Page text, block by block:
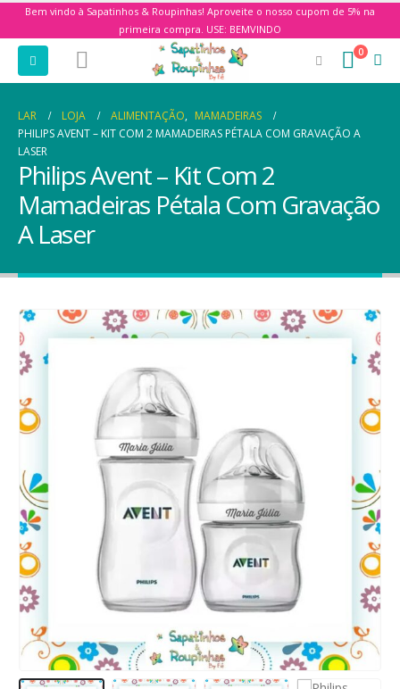
Bem vindo à Sapatinhos & Roupinhas! Aproveite o nosso cupom de 5% na
primeira compra. USE: BEMVINDO
0
LAR LOJA ALIMENTAÇÃO, MAMADEIRAS
PHILIPS AVENT – KIT COM 2 MAMADEIRAS PÉTALA COM GRAVAÇÃO A
LASER
Philips Avent – Kit Com 2
Mamadeiras Pétala Com Gravação
A Laser